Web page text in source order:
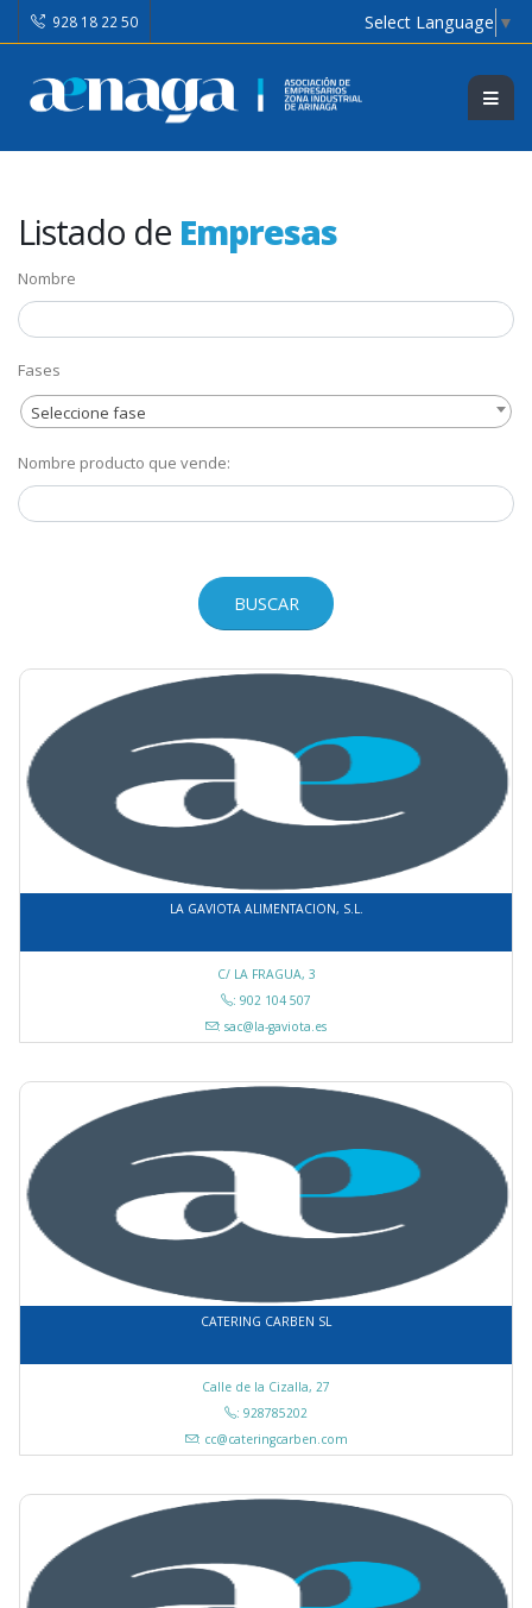
928 18 22 50 Select Language ▼
Listado de Empresas
Nombre
Fases
Seleccione fase
Nombre producto que vende:
LA GAVIOTA ALIMENTACION, S.L.
C/ LA FRAGUA, 3
: 902 104 507
: sac@la-gaviota.es
CATERING CARBEN SL
Calle de la Cizalla, 27
: 928785202
: cc@cateringcarben.com